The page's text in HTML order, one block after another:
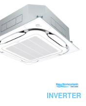
INVERTER